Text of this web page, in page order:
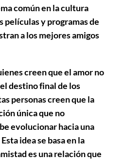
común en la cultura
películas y programas de
a los mejores amigos
creen que el amor no
destino final de los
personas creen que la
única que no
evolucionar hacia una
idea se basa en la
es una relación que